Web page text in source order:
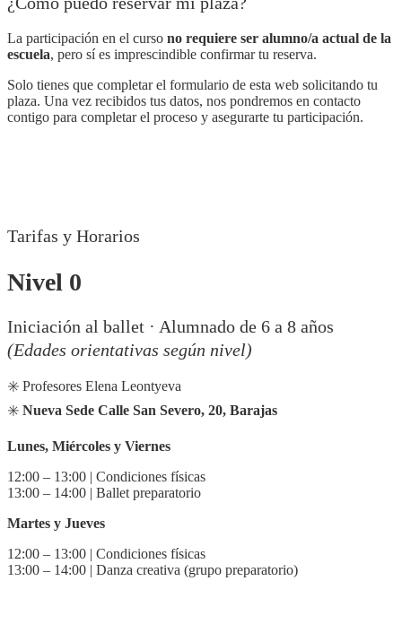
La participación en el curso no requiere ser alumno/a actual de la
escuela, pero sí es imprescindible confirmar tu reserva.
Solo tienes que completar el formulario de esta web solicitando tu
plaza. Una vez recibidos tus datos, nos pondremos en contacto
contigo para completar el proceso y asegurarte tu participación.
Tarifas y Horarios
Nivel 0
Iniciación al ballet · Alumnado de 6 a 8 años
(Edades orientativas según nivel)
✳️ Profesores Elena Leontyeva
✳️ Nueva Sede Calle San Severo, 20, Barajas
Lunes, Miércoles y Viernes
12:00 – 13:00 | Condiciones físicas
13:00 – 14:00 | Ballet preparatorio
Martes y Jueves
12:00 – 13:00 | Condiciones físicas
13:00 – 14:00 | Danza creativa (grupo preparatorio)